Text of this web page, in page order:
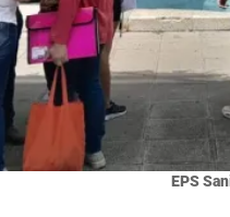
EPS